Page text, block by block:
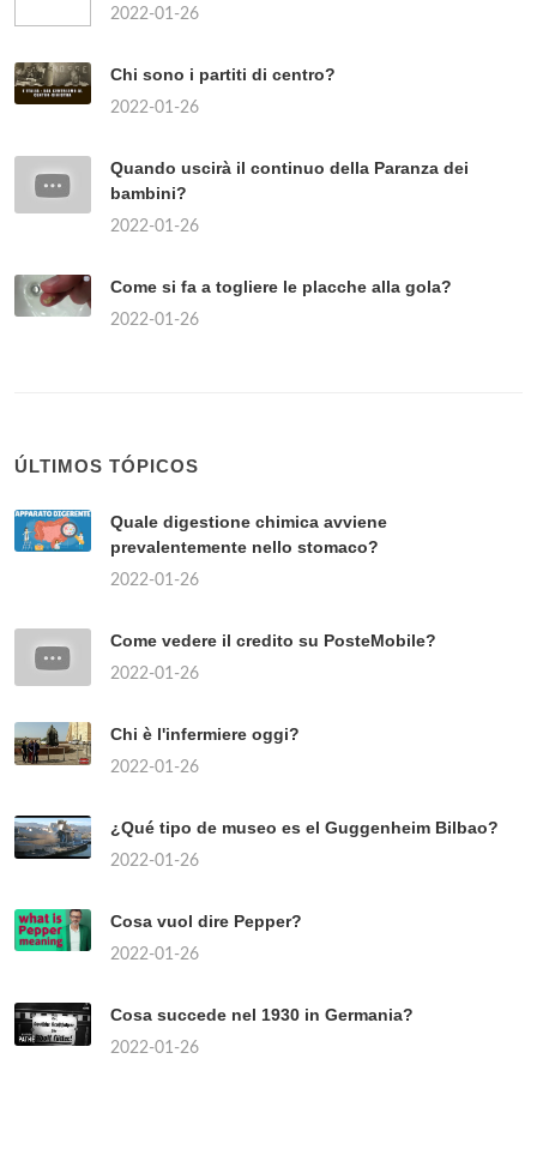
2022-01-26
Chi sono i partiti di centro?
2022-01-26
Quando uscirà il continuo della Paranza dei
bambini?
2022-01-26
Come si fa a togliere le placche alla gola?
2022-01-26
ÚLTIMOS TÓPICOS
Quale digestione chimica avviene
prevalentemente nello stomaco?
2022-01-26
Come vedere il credito su PosteMobile?
2022-01-26
Chi è l'infermiere oggi?
2022-01-26
¿Qué tipo de museo es el Guggenheim Bilbao?
2022-01-26
Cosa vuol dire Pepper?
2022-01-26
Cosa succede nel 1930 in Germania?
2022-01-26